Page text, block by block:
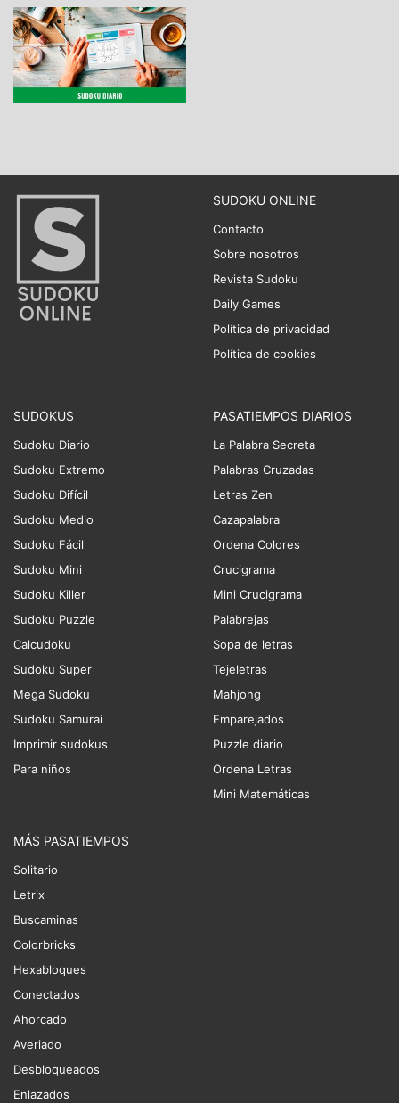
SUDOKU ONLINE
Contacto
Sobre nosotros
Revista Sudoku
Daily Games
Política de privacidad
Política de cookies
SUDOKUS
Sudoku Diario
Sudoku Extremo
Sudoku Difícil
Sudoku Medio
Sudoku Fácil
Sudoku Mini
Sudoku Killer
Sudoku Puzzle
Calcudoku
Sudoku Super
Mega Sudoku
Sudoku Samurai
Imprimir sudokus
Para niños
PASATIEMPOS DIARIOS
La Palabra Secreta
Palabras Cruzadas
Letras Zen
Cazapalabra
Ordena Colores
Crucigrama
Mini Crucigrama
Palabrejas
Sopa de letras
Tejeletras
Mahjong
Emparejados
Puzzle diario
Ordena Letras
Mini Matemáticas
MÁS PASATIEMPOS
Solitario
Letrix
Buscaminas
Colorbricks
Hexabloques
Conectados
Ahorcado
Averiado
Desbloqueados
Enlazados